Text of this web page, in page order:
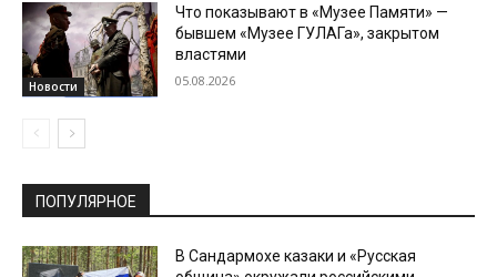
Новости
Что показывают в «Музее Памяти» —
бывшем «Музее ГУЛАГа», закрытом
властями
05.08.2026
ПОПУЛЯРНОЕ
В Сандармохе казаки и «Русская